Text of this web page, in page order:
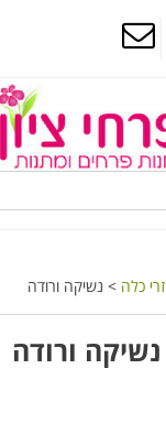
זרי כלה > נשיקה ורודה
נשיקה ורודה